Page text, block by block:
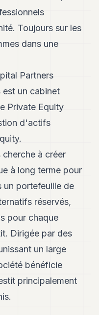
Toujours sur les
dans une
Partners
est un cabinet
Private Equity
d'actifs
à créer
à long terme pour
un portefeuille de
réservés,
pour chaque
Dirigée par des
un large
bénéficie
principalement